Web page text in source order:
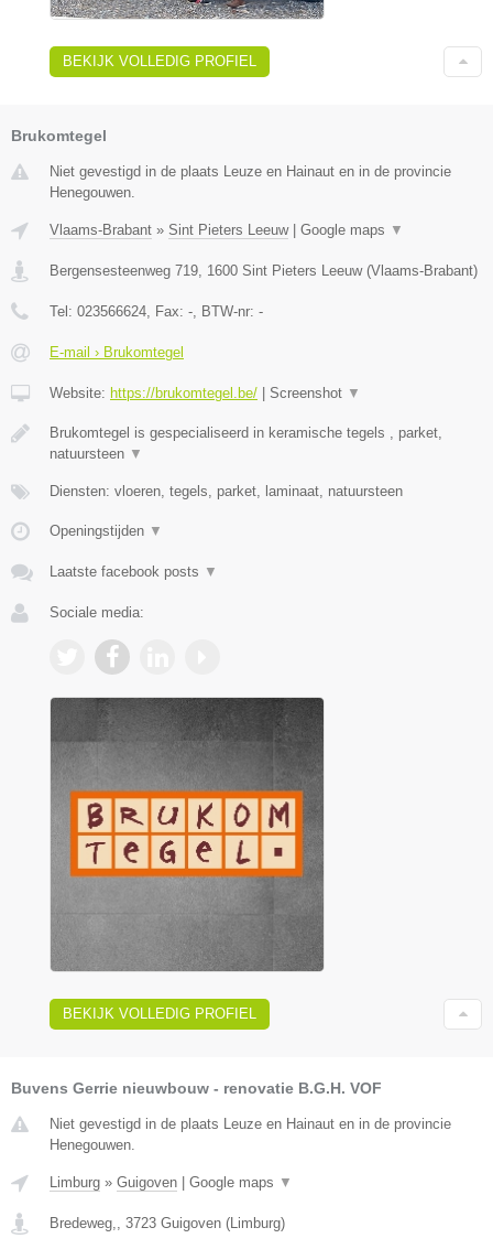
BEKIJK VOLLEDIG PROFIEL
Brukomtegel
Niet gevestigd in de plaats Leuze en Hainaut en in de provincie
Henegouwen.
Vlaams-Brabant » Sint Pieters Leeuw| Google maps ▼
Bergensesteenweg 719, 1600 Sint Pieters Leeuw(Vlaams-Brabant)
Tel: 023566624, Fax: -, BTW-nr: -
E-mail › Brukomtegel
Website: https://brukomtegel.be/ Screenshot ▼
Brukomtegel is gespecialiseerd in keramische tegels , parket,
natuursteen ▼
Diensten: vloeren, tegels, parket, laminaat, natuursteen
Openingstijden ▼
Laatste facebook posts ▼
Sociale media:
BEKIJK VOLLEDIG PROFIEL
Buvens Gerrie nieuwbouw - renovatie B.G.H. VOF
Niet gevestigd in de plaats Leuze en Hainaut en in de provincie
Henegouwen.
Limburg » Guigoven Google maps ▼
Bredeweg,, 3723 Guigoven (Limburg)